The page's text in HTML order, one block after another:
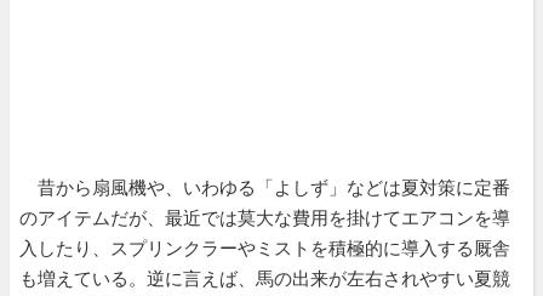
昔から扇風機や、いわゆる「よしず」などは夏対策に定番
のアイテムだが、最近では莫大な費用を掛けてエアコンを導
入したり、スプリンクラーやミストを積極的に導入する厩舎
も増えている。逆に言えば、馬の出来が左右されやすい夏競